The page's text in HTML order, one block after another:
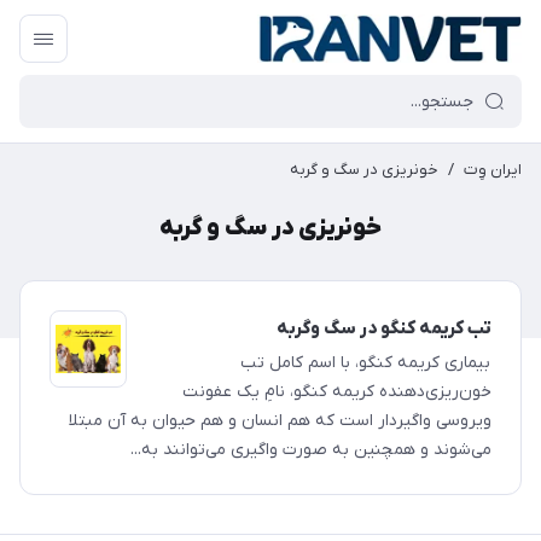
ایران وِت / خونریزی در سگ و گربه
خونریزی در سگ و گربه
تب کریمه کنگو در سگ وگربه
بیماری کریمه کنگو، با اسم کامل تب
خون‌ریزی‌دهنده کریمه کنگو، نامِ یک عفونت
ویروسی واگیردار است که هم انسان و هم حیوان به آن مبتلا
می‌شوند و همچنین به صورت واگیری می‌توانند به...